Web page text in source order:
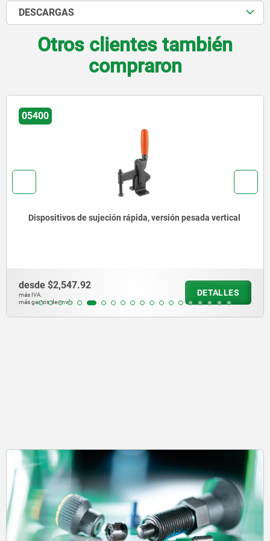
DESCARGAS
Otros clientes también
compraron
vertical
DETALLES
Dispositivos de sujeción rápida
más gastos de envío